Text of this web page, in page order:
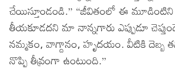
చేయిస్తూండండి.” “జీవితంలో ఈ మూడింటిని
తీయకూడదని మా నాన్నగారు ఎప్పుడూ
నమ్మకం, వాగ్దానం, హృదయం. వీటికి దెబ్బ
నొప్పి తీవ్రంగా ఉంటుంది.”